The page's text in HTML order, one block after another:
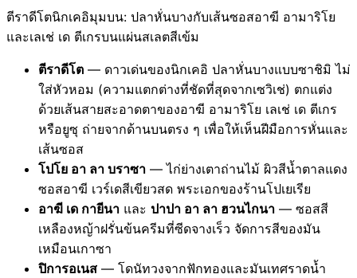
ตีราดีโตนิกเคอิมุมบน: ปลาหั่นบางกับเส้นซอสอาฆี อามาริโย
และเลเช่ เด ตีเกรบนแผ่นสเลตสีเข้ม
ตีราดีโต — ดาวเด่นของนิกเคอิ ปลาหั่นบางแบบซาชิมิ ไม่
ใส่หัวหอม (ความแตกต่างที่ชัดที่สุดจากเซวิเช่) ตกแต่ง
ด้วยเส้นสายสะอาดตาของอาฆี อามาริโย เลเช่ เด ตีเกร
หรือยูซุ ถ่ายจากด้านบนตรง ๆ เพื่อให้เห็นฝีมือการหั่นและ
เส้นซอส
โปโย อา ลา บราซา — ไก่ย่างเตาถ่านไม้ ผิวสีน้ำตาลแดง
ซอสอาฆี เวร์เดสีเขียวสด พระเอกของร้านโปเยเรีย
อาฆี เด กายีนา และ ปาปา อา ลา ฮวนไกนา — ซอสสี
เหลืองหญ้าฝรั่นข้นครีมที่ซีดจางเร็ว จัดการสีของมัน
เหมือนเกาซา
ปิการอเนส — โดนัทวงจากฟักทองและมันเทศราดน้ำ